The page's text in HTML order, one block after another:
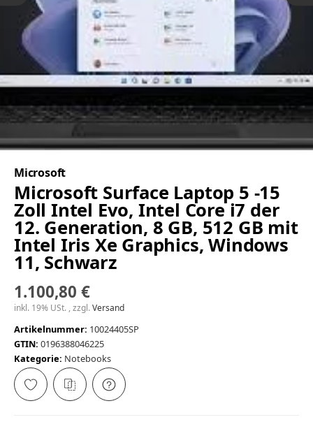
Microsoft
Microsoft Surface Laptop 5 -15
Zoll Intel Evo, Intel Core i7 der
12. Generation, 8 GB, 512 GB mit
Intel Iris Xe Graphics, Windows
11, Schwarz
1.100,80 €
inkl. 19% USt. , zzgl.Versand
Artikelnummer: 10024405SP
GTIN: 0196388046225
Kategorie: Notebooks